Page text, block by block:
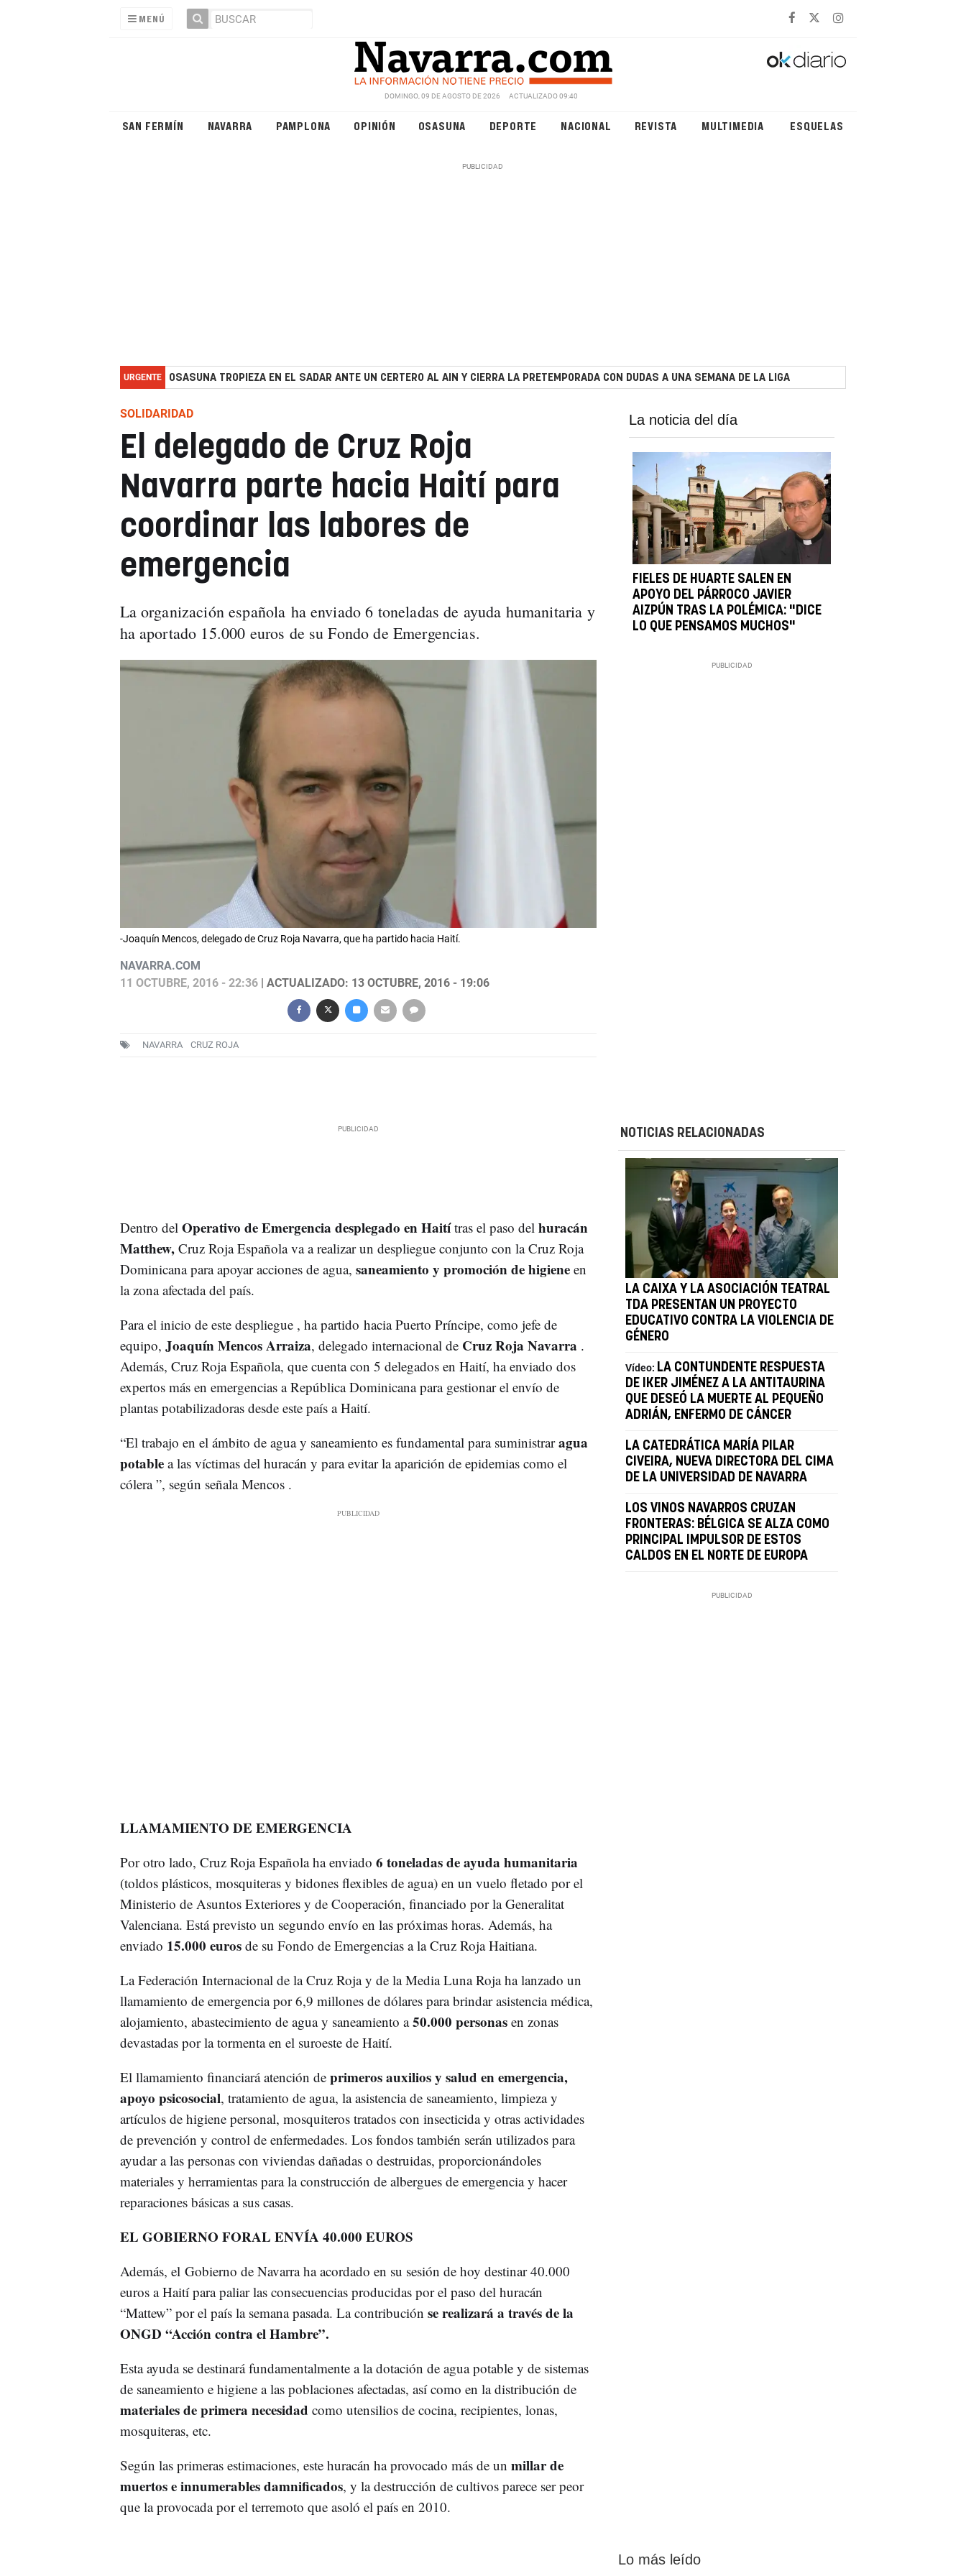
MENÚ
DOMINGO, 09 DE AGOSTO DE 2026 ACTUALIZADO 09:40
SAN FERMÍN NAVARRA PAMPLONA OPINIÓN OSASUNA DEPORTE NACIONAL REVISTA MULTIMEDIA ESQUELAS
URGENTE OSASUNA TROPIEZA EN EL SADAR ANTE UN CERTERO AL AIN Y CIERRA LA PRETEMPORADA CON DUDAS A UNA SEMANA DE LA LIGA
SOLIDARIDAD
El delegado de Cruz Roja
Navarra parte hacia Haití para
coordinar las labores de
emergencia
La organización española ha enviado 6 toneladas de ayuda humanitaria y
ha aportado 15.000 euros de su Fondo de Emergencias.
-Joaquín Mencos, delegado de Cruz Roja Navarra, que ha partido hacia Haití.
NAVARRA.COM
11 OCTUBRE, 2016 - 22:36| ACTUALIZADO: 13 OCTUBRE, 2016 - 19:06
NAVARRA CRUZ ROJA
La noticia del día
FIELES DE HUARTE SALEN EN
APOYO DEL PÁRROCO JAVIER
AIZPÚN TRAS LA POLÉMICA: "DICE
LO QUE PENSAMOS MUCHOS"
Dentro del Operativo de Emergencia desplegado en Haitítras el paso delhuracán
Matthew,Cruz Roja Española va a realizar un despliegue conjunto con la Cruz Roja
Dominicana para apoyar acciones de agua, saneamiento y promoción de higieneen
la zona afectada del país.
Para el inicio de este despliegue , ha partido hacia Puerto Príncipe, como jefe de
equipo, Joaquín Mencos Arraiza, delegado internacional de Cruz Roja Navarra .
Además, Cruz Roja Española, que cuenta con 5 delegados en Haití, ha enviado dos
expertos más en emergencias a República Dominicana para gestionar el envío de
plantas potabilizadoras desde este país a Haití.
“El trabajo en el ámbito de agua y saneamiento es fundamental para suministraragua
potablea las víctimas del huracán y para evitar la aparición de epidemias como el
cólera ”, según señala Mencos .
LLAMAMIENTO DE EMERGENCIA
Por otro lado, Cruz Roja Española ha enviado 6 toneladas de ayuda humanitaria
(toldos plásticos, mosquiteras y bidones flexibles de agua) en un vuelo fletado por el
Ministerio de Asuntos Exteriores y de Cooperación, financiado por la Generalitat
Valenciana. Está previsto un segundo envío en las próximas horas. Además, ha
enviado 15.000 eurosde su Fondo de Emergencias a la Cruz Roja Haitiana.
La Federación Internacional de la Cruz Roja y de la Media Luna Roja ha lanzado un
llamamiento de emergencia por 6,9 millones de dólares para brindar asistencia médica,
alojamiento, abastecimiento de agua y saneamiento a50.000 personas en zonas
devastadas por la tormenta en el suroeste de Haití.
El llamamiento financiará atención deprimeros auxilios y salud en emergencia,
apoyo psicosocial, tratamiento de agua, la asistencia de saneamiento, limpieza y
artículos de higiene personal, mosquiteros tratados con insecticida y otras actividades
de prevención y control de enfermedades. Los fondos también serán utilizados para
ayudar a las personas con viviendas dañadas o destruidas, proporcionándoles
materiales y herramientas para la construcción de albergues de emergencia y hacer
reparaciones básicas a sus casas.
EL GOBIERNO FORAL ENVÍA 40.000 EUROS
Además, el Gobierno de Navarra ha acordado en su sesión de hoy destinar 40.000
euros a Haití para paliar las consecuencias producidas por el paso del huracán
“Mattew” por el país la semana pasada. La contribución se realizará a través de la
ONGD “Acción contra el Hambre”.
Esta ayuda se destinará fundamentalmente a la dotación de agua potable y de sistemas
de saneamiento e higiene a las poblaciones afectadas, así como en la distribución de
materiales de primera necesidad como utensilios de cocina, recipientes, lonas,
mosquiteras, etc.
Según las primeras estimaciones, este huracán ha provocado más de un millar de
muertos e innumerables damnificados, y la destrucción de cultivos parece ser peor
que la provocada por el terremoto que asoló el país en 2010.
NOTICIAS RELACIONADAS
LA CAIXA Y LA ASOCIACIÓN TEATRAL
TDA PRESENTAN UN PROYECTO
EDUCATIVO CONTRA LA VIOLENCIA DE
GÉNERO
Vídeo: LA CONTUNDENTE RESPUESTA
DE IKER JIMÉNEZ A LA ANTITAURINA
QUE DESEÓ LA MUERTE AL PEQUEÑO
ADRIÁN, ENFERMO DE CÁNCER
LA CATEDRÁTICA MARÍA PILAR
CIVEIRA, NUEVA DIRECTORA DEL CIMA
DE LA UNIVERSIDAD DE NAVARRA
LOS VINOS NAVARROS CRUZAN
FRONTERAS: BÉLGICA SE ALZA COMO
PRINCIPAL IMPULSOR DE ESTOS
CALDOS EN EL NORTE DE EUROPA
Lo más leído